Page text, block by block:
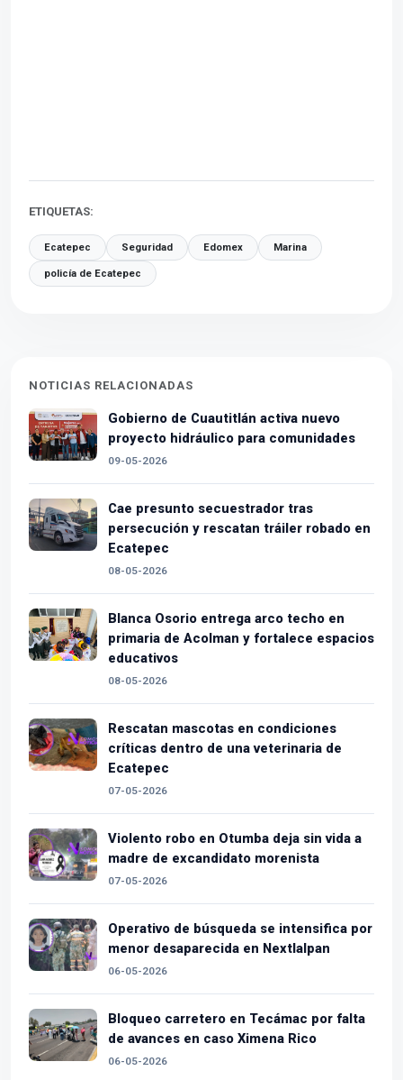
ETIQUETAS:
Ecatepec Seguridad Edomex Marina
policía de Ecatepec
NOTICIAS RELACIONADAS
Gobierno de Cuautitlán activa nuevo
proyecto hidráulico para comunidades
09-05-2026
Cae presunto secuestrador tras
persecución y rescatan tráiler robado en
Ecatepec
08-05-2026
Blanca Osorio entrega arco techo en
primaria de Acolman y fortalece espacios
educativos
08-05-2026
Rescatan mascotas en condiciones
críticas dentro de una veterinaria de
Ecatepec
07-05-2026
Violento robo en Otumba deja sin vida a
madre de excandidato morenista
07-05-2026
Operativo de búsqueda se intensifica por
menor desaparecida en Nextlalpan
06-05-2026
Bloqueo carretero en Tecámac por falta
de avances en caso Ximena Rico
06-05-2026